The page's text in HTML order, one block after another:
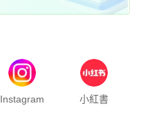
Instagram 小紅書